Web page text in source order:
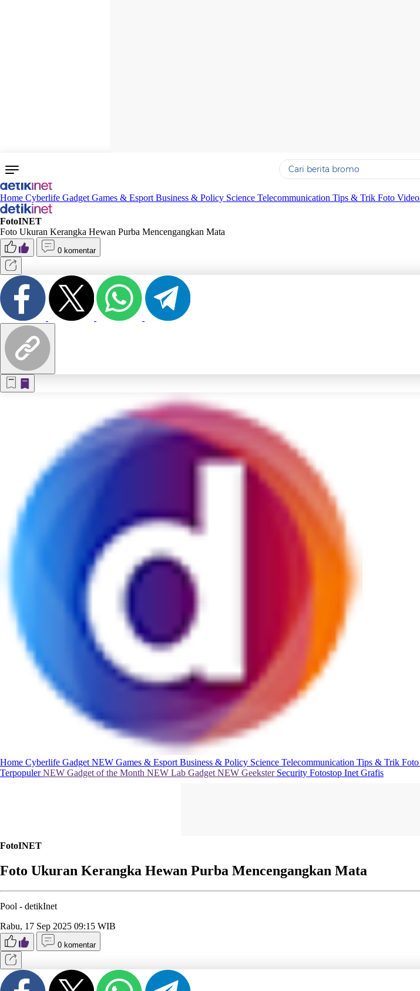
Yang sedang ramai dicari
Home Cyberlife Gadget Games & Esport Business & Policy Science Telecommunication Tips & Trik Foto Video
FotoINET
Foto Ukuran Kerangka Hewan Purba Mencengangkan Mata
0 komentar
Home Cyberlife Gadget NEW Games & Esport Business & Policy Science Telecommunication Tips & Trik Foto
TerpopulerNEW Gadget of the Month NEW Lab Gadget NEW Geekster Security Fotostop Inet Grafis
FotoINET
Foto Ukuran Kerangka Hewan Purba Mencengangkan Mata
Pool - detikInet
Rabu, 17 Sep 2025 09:15 WIB
0 komentar